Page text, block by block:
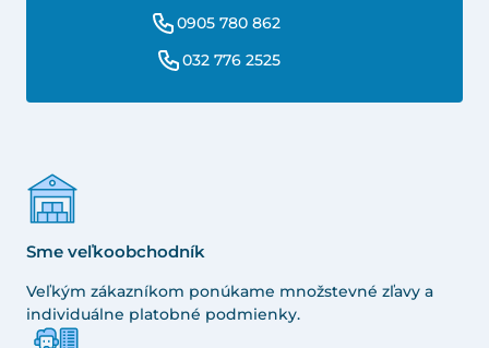
0905 780 862
032 776 2525
Sme veľkoobchodník
Veľkým zákazníkom ponúkame množstevné zľavy a
individuálne platobné podmienky.